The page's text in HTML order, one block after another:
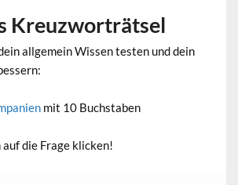
Kreuzworträtsel
allgemein Wissen testen und dein
mit 10 Buchstaben
die Frage klicken!